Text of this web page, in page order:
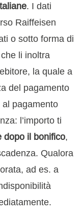
. I dati
Raiffeisen
o sotto forma di
li inoltra
la quale a
del pagamento
pagamento
l’importo ti
dopo il bonifico,
Qualora
ad es. a